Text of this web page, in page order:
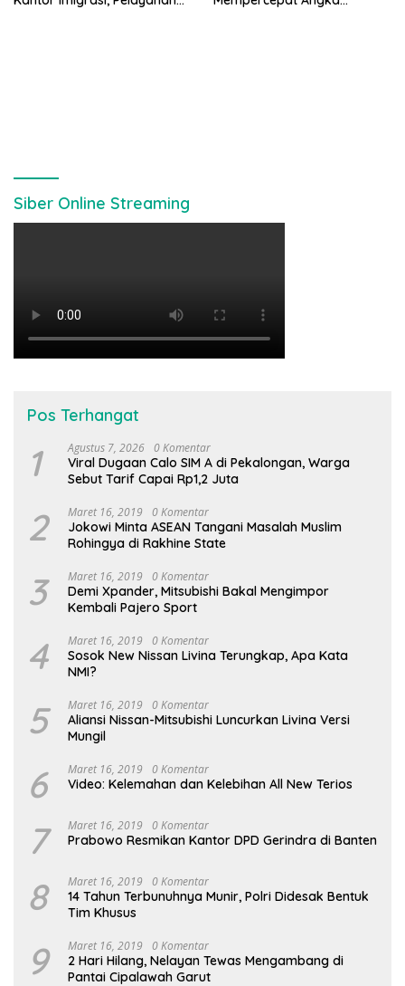
Siber Online Streaming
Pos Terhangat
1 Agustus 7, 2026 0 Komentar
Viral Dugaan Calo SIM A di Pekalongan, Warga
Sebut Tarif Capai Rp1,2 Juta
2 Maret 16, 2019 0 Komentar
Jokowi Minta ASEAN Tangani Masalah Muslim
Rohingya di Rakhine State
3 Maret 16, 2019 0 Komentar
Demi Xpander, Mitsubishi Bakal Mengimpor
Kembali Pajero Sport
4 Maret 16, 2019 0 Komentar
Sosok New Nissan Livina Terungkap, Apa Kata
NMI?
5 Maret 16, 2019 0 Komentar
Aliansi Nissan-Mitsubishi Luncurkan Livina Versi
Mungil
6 Maret 16, 2019 0 Komentar
Video: Kelemahan dan Kelebihan All New Terios
7 Maret 16, 2019 0 Komentar
Prabowo Resmikan Kantor DPD Gerindra di Banten
8 Maret 16, 2019 0 Komentar
14 Tahun Terbunuhnya Munir, Polri Didesak Bentuk
Tim Khusus
9 Maret 16, 2019 0 Komentar
2 Hari Hilang, Nelayan Tewas Mengambang di
Pantai Cipalawah Garut